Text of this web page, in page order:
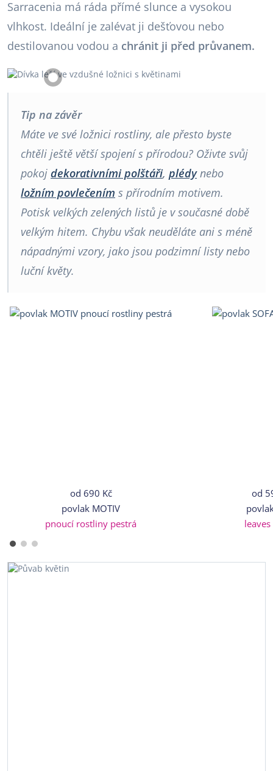
Sarracenia má ráda přímé slunce a vysokou
vlhkost. Ideální je zalévat ji dešťovou nebo
destilovanou vodou a chránit ji před průvanem.
Tip na závěr
Máte ve své ložnici rostliny, ale přesto byste
chtěli ještě větší spojení s přírodou? Oživte svůj
pokoj dekorativními polštáři, plédynebo
ložním povlečením s přírodním motivem.
Potisk velkých zelených listů je v současné době
velkým hitem. Chybu však neuděláte ani s méně
nápadnými vzory, jako jsou podzimní listy nebo
luční květy.
od 690 Kč
povlak MOTIV
pnoucí rostliny pestrá
od